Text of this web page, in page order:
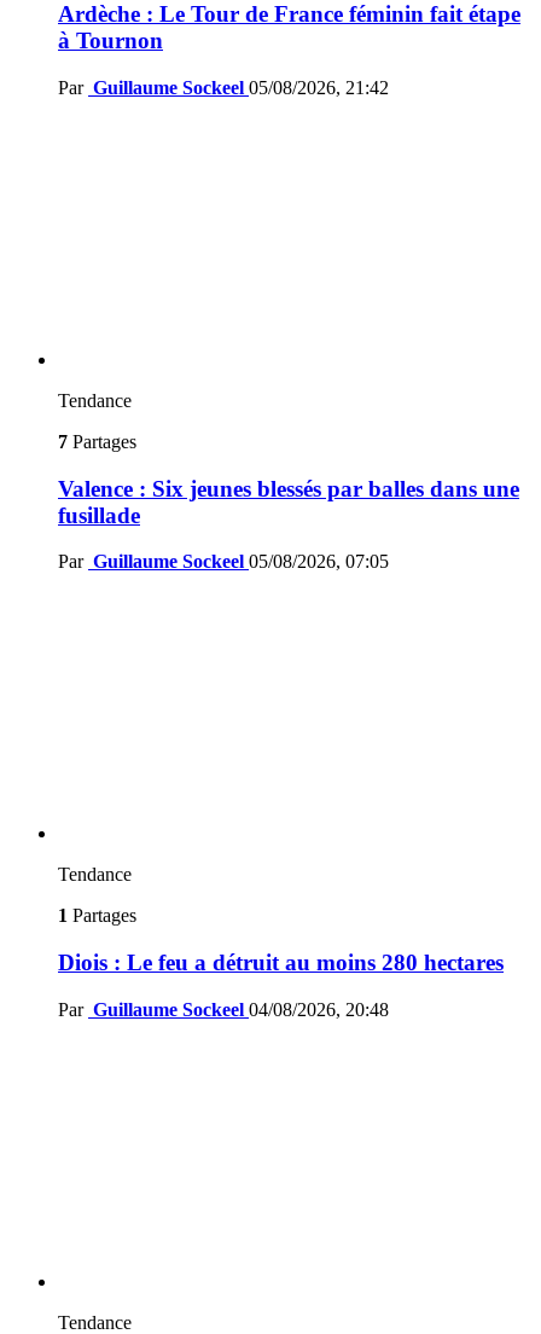
Ardèche : Le Tour de France féminin fait étape
à Tournon
Par Guillaume Sockeel 05/08/2026, 21:42
Tendance
7 Partages
Valence : Six jeunes blessés par balles dans une
fusillade
Par Guillaume Sockeel 05/08/2026, 07:05
Tendance
1 Partages
Diois : Le feu a détruit au moins 280 hectares
Par Guillaume Sockeel 04/08/2026, 20:48
Tendance